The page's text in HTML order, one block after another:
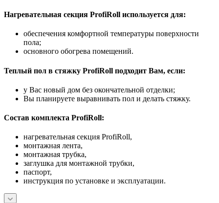
Нагревательная секция ProfiRoll используется для:
обеспечения комфортной температуры поверхности
пола;
основного обогрева помещений.
Теплый пол в стяжку ProfiRoll подходит Вам, если:
у Вас новый дом без окончательной отделки;
Вы планируете выравнивать пол и делать стяжку.
Состав комплекта ProfiRoll:
нагревательная секция ProfiRoll,
монтажная лента,
монтажная трубка,
заглушка для монтажной трубки,
паспорт,
инструкция по установке и эксплуатации.